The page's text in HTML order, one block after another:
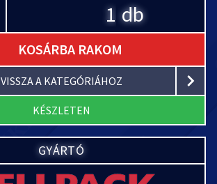
db
KOSÁRBA RAKOM
VISSZA A KATEGÓRIÁHOZ
KÉSZLETEN
GYÁRTÓ